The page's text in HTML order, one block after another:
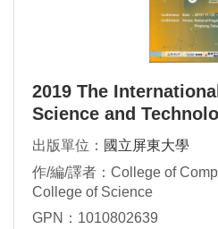
2019 The
Science and
出版單位： 國立屏東大學
作/編/譯者：College of
College of Science
GPN：1010802639